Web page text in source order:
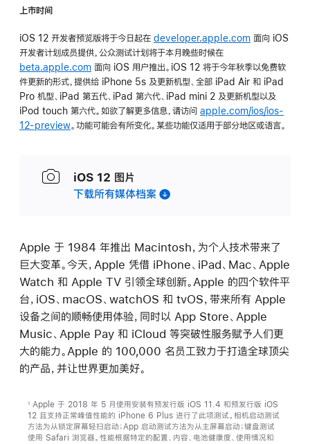
上市时间
iOS 12 开发者预览版将于今日起在 developer.apple.com 面向 iOS
开发者计划成员提供，公众测试计划将于本月晚些时候在
beta.apple.com 面向 iOS 用户推出。iOS 12 将于今年秋季以免费软
件更新的形式，提供给 iPhone 5s 及更新机型、全部 iPad Air 和 iPad
Pro 机型、iPad 第五代、iPad 第六代、iPad mini 2 及更新机型以及
iPod touch 第六代。如欲了解更多信息，请访问 apple.com/ios/ios-
12-preview。功能可能会有所变化。某些功能仅适用于部分地区或语言。
iOS 12 图片
下载所有媒体档案
Apple 于 1984 年推出 Macintosh，为个人技术带来了
巨大变革。今天，Apple 凭借 iPhone、iPad、Mac、Apple
Watch 和 Apple TV 引领全球创新。Apple 的四个软件平
台，iOS、macOS、watchOS 和 tvOS，带来所有 Apple
设备之间的顺畅使用体验，同时以 App Store、Apple
Music、Apple Pay 和 iCloud 等突破性服务赋予人们更
大的能力。Apple 的 100,000 名员工致力于打造全球顶尖
的产品，并让世界更加美好。
1 Apple 于 2018 年 5 月使用安装有预发行版 iOS 11.4 和预发行版 iOS
12 且支持正常峰值性能的 iPhone 6 Plus 进行了此项测试。相机启动测试
方法为从锁定屏幕轻扫启动；App 启动测试方法为从主屏幕启动；键盘测试
使用 Safari 浏览器。性能根据特定的配置、内容、电池健康度、使用情况和